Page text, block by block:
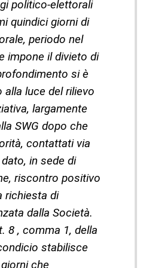
politico-elettorali
quindici giorni di
periodo nel
impone il divieto di
si è
luce del rilievo
largamente
SWG dopo che
contattati via
in sede di
riscontro positivo
richiesta di
dalla Società.
8 , comma 1, della
stabilisce
che